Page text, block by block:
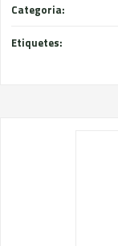
Categoria:
Etiquetes: